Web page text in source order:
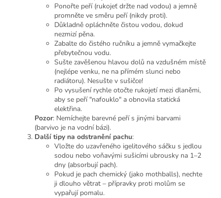
Ponořte peří (rukojeť držte nad vodou) a jemně
promněte ve směru peří (nikdy proti).
Důkladně opláchněte čistou vodou, dokud
nezmizí pěna.
Zabalte do čistého ručníku a jemně vymačkejte
přebytečnou vodu.
Sušte zavěšenou hlavou dolů na vzdušném místě
(nejlépe venku, ne na přímém slunci nebo
radiátoru). Nesušte v sušičce!
Po vysušení rychle otočte rukojetí mezi dlaněmi,
aby se peří "nafouklo" a obnovila statická
elektřina.
Pozor: Nemíchejte barevné peří s jinými barvami
(barvivo je na vodní bázi).
Další tipy na odstranění pachu:
Vložte do uzavřeného igelitového sáčku s jedlou
sodou nebo voňavými sušicími ubrousky na 1–2
dny (absorbují pach).
Pokud je pach chemický (jako mothballs), nechte
ji dlouho větrat – přípravky proti molům se
vypařují pomalu.